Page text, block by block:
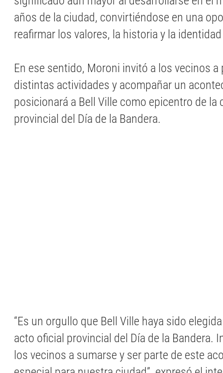
años de la ciudad, convirtiéndose en una
reafirmar los valores, la historia y la
En ese sentido, Moroni invitó a los vecinos
distintas actividades y acompañar un
posicionará a Bell Ville como epicentro de la
provincial del Día de la Bandera.
“Es un orgullo que Bell Ville haya sido
acto oficial provincial del Día de la Bandera.
los vecinos a sumarse y ser parte de este